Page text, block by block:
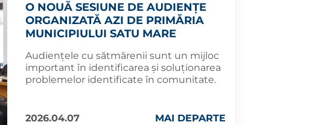
O NOUĂ SESIUNE DE AUDIENȚE
ORGANIZATĂ AZI DE PRIMĂRIA
MUNICIPIULUI SATU MARE
Audiențele cu sătmărenii sunt un mijloc
important în identificarea și soluționarea
problemelor identificate în comunitate.
2026.04.07 MAI DEPARTE